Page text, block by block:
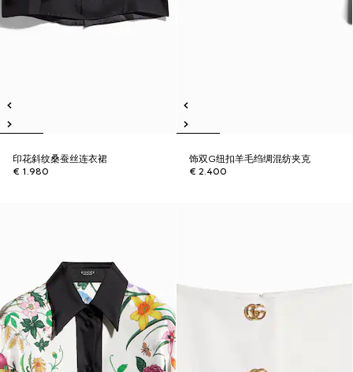
印花斜纹桑蚕丝连衣裙
€ 1.980
饰双G纽扣羊毛绉绸混纺夹克
€ 2.400